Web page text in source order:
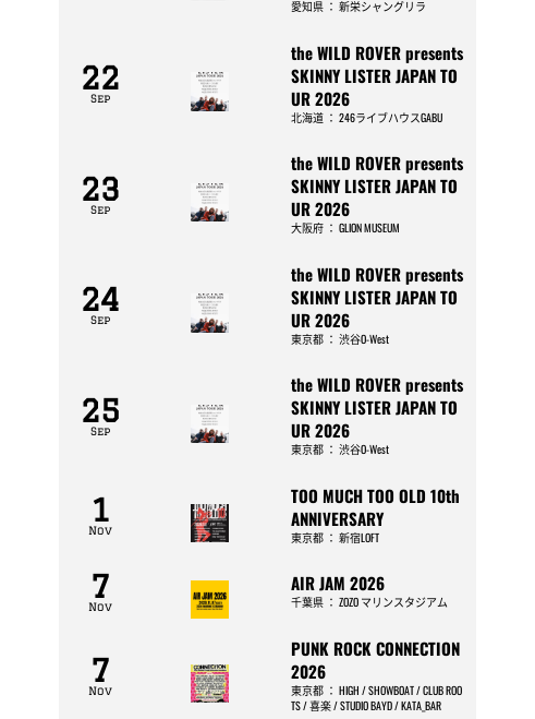
愛知県： 新栄シャングリラ
22
Sep
the WILD ROVER presents
SKINNY LISTER JAPAN TO
UR 2026
北海道： 246ライブハウスGABU
23
Sep
the WILD ROVER presents
SKINNY LISTER JAPAN TO
UR 2026
大阪府： GLION MUSEUM
24
Sep
the WILD ROVER presents
SKINNY LISTER JAPAN TO
UR 2026
東京都： 渋谷O-West
25
Sep
the WILD ROVER presents
SKINNY LISTER JAPAN TO
UR 2026
東京都： 渋谷O-West
1
Nov
TOO MUCH TOO OLD 10th
ANNIVERSARY
東京都： 新宿LOFT
7
Nov
AIR JAM 2026
千葉県： ZOZO マリンスタジアム
7
Nov
PUNK ROCK CONNECTION
2026
東京都： HIGH / SHOWBOAT / CLUB ROO
TS / 喜楽 / STUDIO BAYD / KATA_BAR